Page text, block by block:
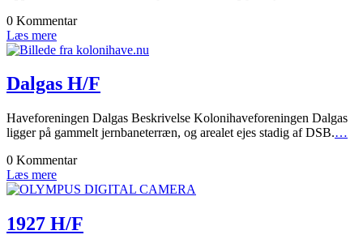
0 Kommentar
Læs mere
Dalgas H/F
Haveforeningen Dalgas Beskrivelse Kolonihaveforeningen Dalgas
ligger på gammelt jernbaneterræn, og arealet ejes stadig af DSB.…
0 Kommentar
Læs mere
1927 H/F